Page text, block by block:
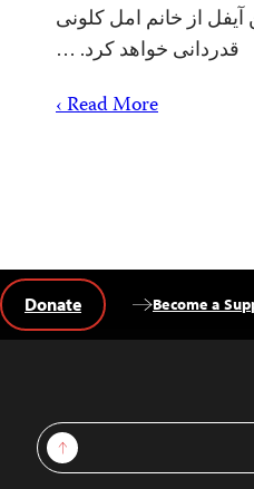
آیفل از خانم امل کلونی
قدردانی خواهد کرد. …
Read More ›
Sign Up
Become a
Donate